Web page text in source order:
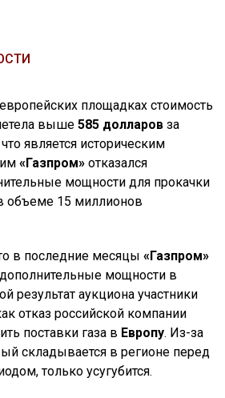
площадках стоимость
выше 585 долларов за
является историческим
«Газпром» отказался
мощности для прокачки
объеме 15 миллионов
в последние месяцы «Газпром»
мощности в
результат аукциона участники
отказ российской компании
поставки газа в Европу. Из-за
складывается в регионе перед
только усугубится.